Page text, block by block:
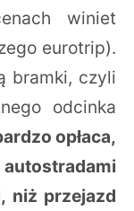
winiet
eurotrip).
bramki, czyli
odcinka
opłaca,
niż przejazd